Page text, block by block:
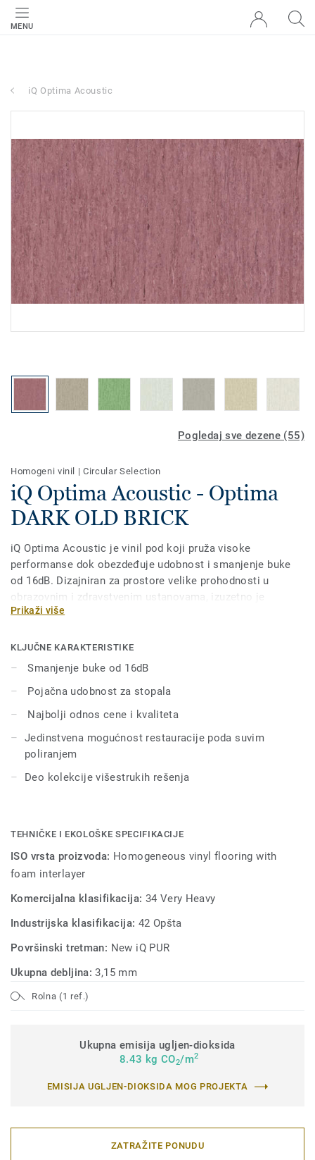
MENU
iQ Optima Acoustic
Pogledaj sve dezene (55)
Homogeni vinil |Circular Selection
iQ Optima Acoustic - Optima
DARK OLD BRICK
iQ Optima Acoustic je vinil pod koji pruža visoke
performanse dok obezdeđuje udobnost i smanjenje buke
od 16dB. Dizajniran za prostore velike prohodnosti u
obrazovnim i zdravstvenim ustanovama, izuzetno je
izdržljiv i otporan na habanje, mrlje i nagrizanje. Nema
dovoljno da se povrati prvobitan izgled poda. Njegovih 55
boja se uklapa sa drugim proizvodima i dodacima iz grupe
iQ Optima integrisanih rešenja.
Prikaži više
KLJUČNE KARAKTERISTIKE
Smanjenje buke od 16dB
Pojačna udobnost za stopala
Najbolji odnos cene i kvaliteta
Jedinstvena mogućnost restauracije poda suvim
poliranjem
Deo kolekcije višestrukih rešenja
TEHNIČKE I EKOLOŠKE SPECIFIKACIJE
ISO vrsta proizvoda: Homogeneous vinyl flooring with
foam interlayer
Komercijalna klasifikacija: 34 Very Heavy
Industrijska klasifikacija: 42 Opšta
Površinski tretman: New iQ PUR
Ukupna debljina:3,15 mm
Rolna (1 ref.)
Ukupna emisija ugljen-dioksida
8.43 kg CO2/m2
EMISIJA UGLJEN-DIOKSIDA MOG PROJEKTA
ZATRAŽITE PONUDU